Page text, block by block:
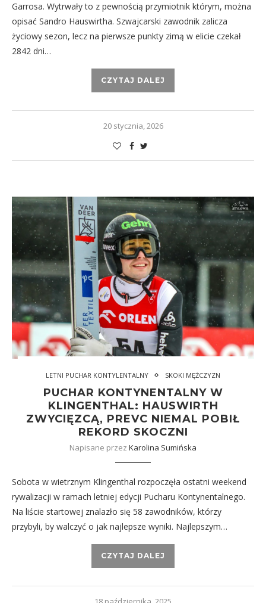
Garrosa. Wytrwały to z pewnością przymiotnik którym, można
opisać Sandro Hauswirtha. Szwajcarski zawodnik zalicza
życiowy sezon, lecz na pierwsze punkty zimą w elicie czekał
2842 dni…
CZYTAJ DALEJ
20 stycznia, 2026
LETNI PUCHAR KONTYLENTALNY SKOKI MĘŻCZYZN
PUCHAR KONTYNENTALNY W
KLINGENTHAL: HAUSWIRTH
ZWYCIĘZCĄ, PREVC NIEMAL POBIŁ
REKORD SKOCZNI
Napisane przez Karolina Sumińska
Sobota w wietrznym Klingenthal rozpoczęła ostatni weekend
rywalizacji w ramach letniej edycji Pucharu Kontynentalnego.
Na liście startowej znalazło się 58 zawodników, którzy
przybyli, by walczyć o jak najlepsze wyniki. Najlepszym…
CZYTAJ DALEJ